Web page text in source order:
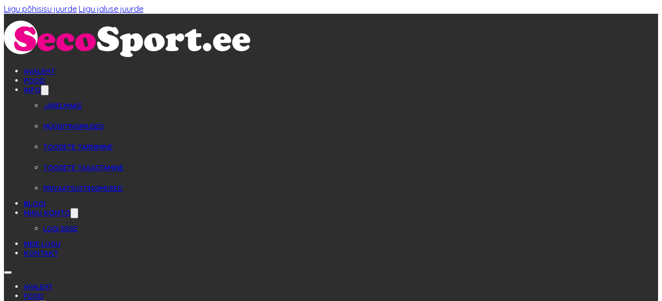
Liigu põhisisu juurde Liigu jaluse juurde
AVALEHT
POOD
INFO
JÄRELMAKS
MÜÜGITINGIMUSED
TOODETE TARNIMINE
TOODETE TAGASTAMINE
PRIVAATSUSTINGIMUSED
BLOGI
MINU KONTO
LOGI SISSE
MEIE LUGU
KONTAKT
AVALEHT
POOD